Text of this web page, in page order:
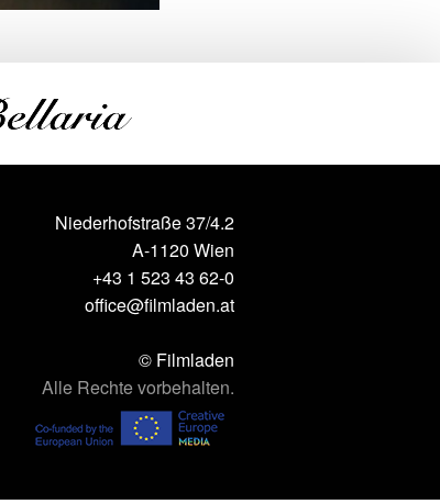
Niederhofstraße 37/4.2
A-1120 Wien
+43 1 523 43 62-0
office@filmladen.at
© Filmladen
Alle Rechte vorbehalten.